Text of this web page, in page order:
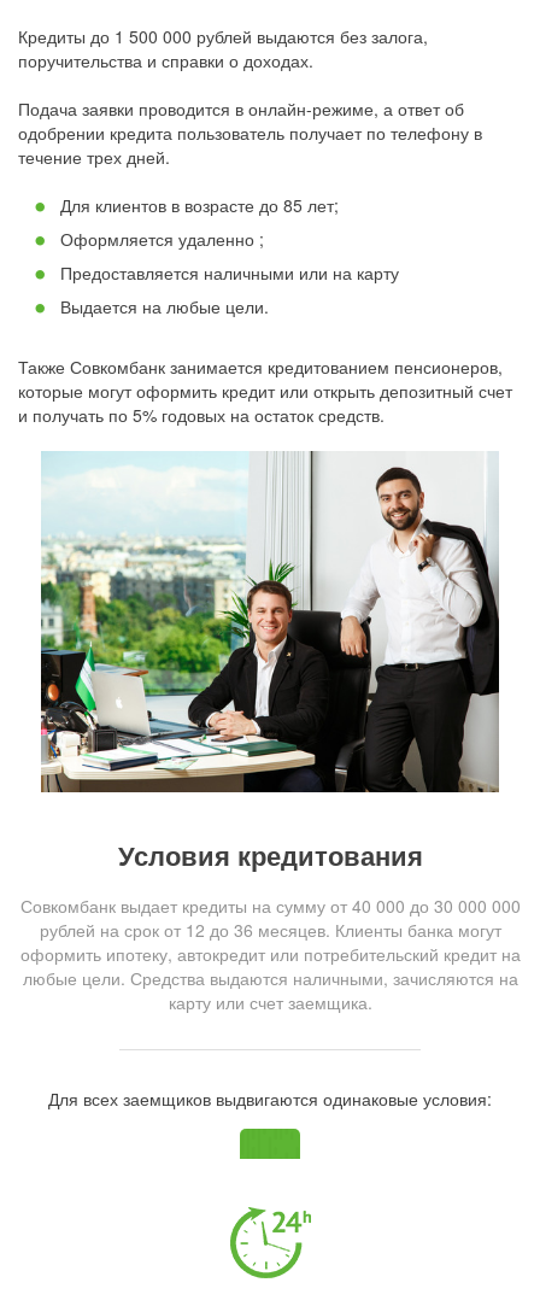
Кредиты до 1 500 000 рублей выдаются без залога,
поручительства и справки о доходах.
Подача заявки проводится в онлайн-режиме, а ответ об
одобрении кредита пользователь получает по телефону в
течение трех дней.
Для клиентов в возрасте до 85 лет;
Оформляется удаленно ;
Предоставляется наличными или на карту
Выдается на любые цели.
Также Совкомбанк занимается кредитованием пенсионеров,
которые могут оформить кредит или открыть депозитный счет
и получать по 5% годовых на остаток средств.
Условия кредитования
Совкомбанк выдает кредиты на сумму от 40 000 до 30 000 000
рублей на срок от 12 до 36 месяцев. Клиенты банка могут
оформить ипотеку, автокредит или потребительский кредит на
любые цели. Средства выдаются наличными, зачисляются на
карту или счет заемщика.
Для всех заемщиков выдвигаются одинаковые условия: